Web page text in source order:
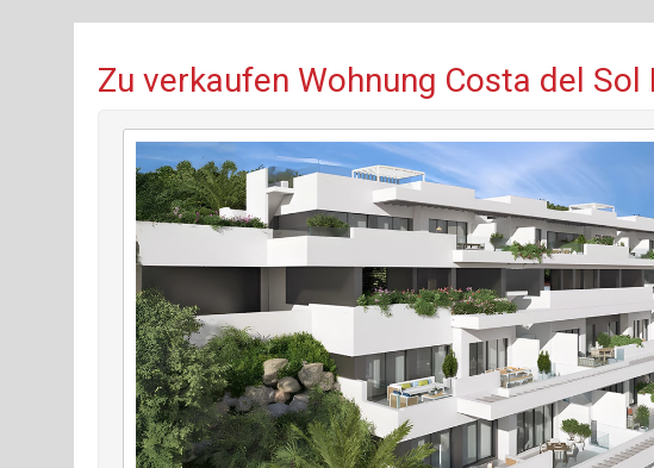
Zu verkaufen Wohnung Costa del